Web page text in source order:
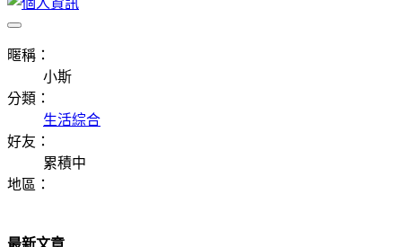
暱稱：
小斯
分類：
生活綜合
好友：
累積中
地區：